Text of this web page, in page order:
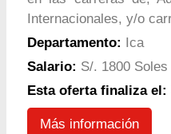
Internacionales, y/o
Departamento:
Ica
Salario: S/. 1800 Soles
Esta oferta finaliza el:
Más información